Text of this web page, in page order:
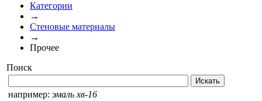
Категории
→
Стеновые материалы
→
Прочее
Поиск
например: эмаль хв-16